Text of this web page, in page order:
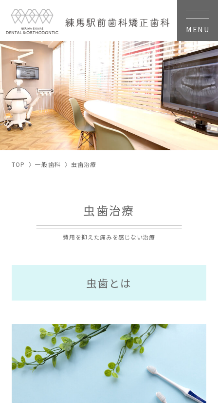
TOP 一般歯科 虫歯治療
虫歯治療
費用を抑えた痛みを感じない治療
虫歯とは
MENU